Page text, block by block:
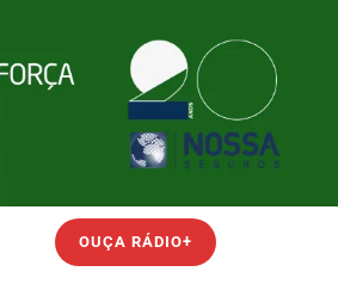
OUÇA RÁDIO+